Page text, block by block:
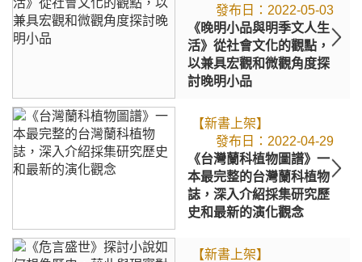
2022-05-03
《晚明小品與明季文人生
活》從社會文化的觀點，
以兼具宏觀和微觀角度探
討晚明小品
【新書上架】
2022-04-29
《台灣蘭科植物圖譜》一
本最完整的台灣蘭科植物
誌，深入介紹採集研究歷
史和最新的演化觀念
【新書上架】